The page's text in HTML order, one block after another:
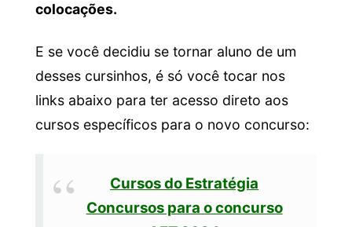
colocações.
E se você decidiu se tornar aluno de um
desses cursinhos, é só você tocar nos
links abaixo para ter acesso direto aos
cursos específicos para o novo concurso:
Cursos do Estratégia
Concursos para o concurso